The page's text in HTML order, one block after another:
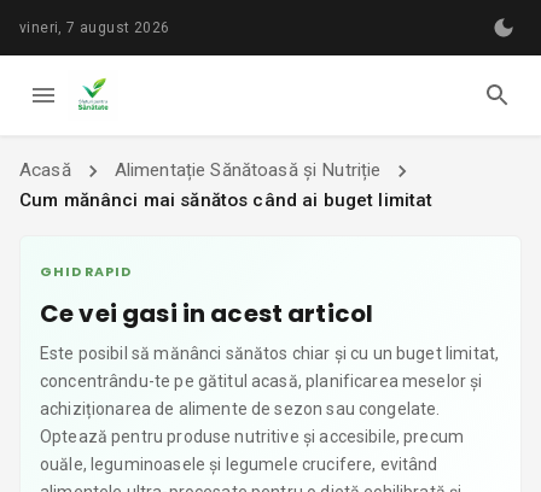
vineri, 7 august 2026
Acasă
Alimentație Sănătoasă și Nutriție
Cum mănânci mai sănătos când ai buget limitat
GHID RAPID
Ce vei gasi in acest articol
Este posibil să mănânci sănătos chiar și cu un buget limitat,
concentrându-te pe gătitul acasă, planificarea meselor și
achiziționarea de alimente de sezon sau congelate.
Optează pentru produse nutritive și accesibile, precum
ouăle, leguminoasele și legumele crucifere, evitând